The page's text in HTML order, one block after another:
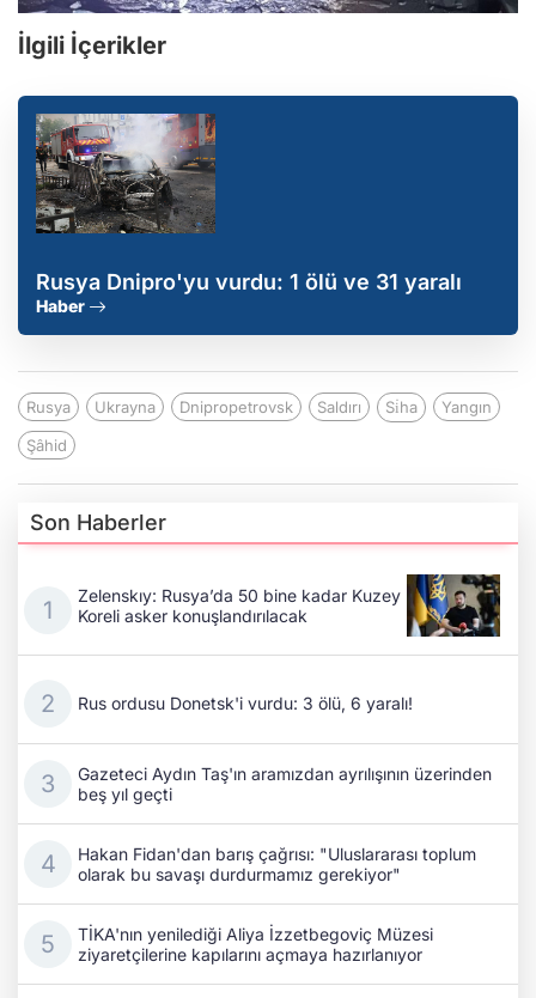
İlgili İçerikler
Rusya Dnipro'yu vurdu: 1 ölü ve 31 yaralı
Haber
Rusya Ukrayna Dnipropetrovsk Saldırı Si̇ha
Yangın
Şâhid
Son Haberler
Zelenskıy: Rusya’da 50 bine kadar Kuzey
Koreli asker konuşlandırılacak
Rus ordusu Donetsk'i vurdu: 3 ölü, 6 yaralı!
Gazeteci Aydın Taş'ın aramızdan ayrılışının üzerinden
beş yıl geçti
Hakan Fidan'dan barış çağrısı: "Uluslararası toplum
olarak bu savaşı durdurmamız gerekiyor"
TİKA'nın yenilediği Aliya İzzetbegoviç Müzesi
ziyaretçilerine kapılarını açmaya hazırlanıyor